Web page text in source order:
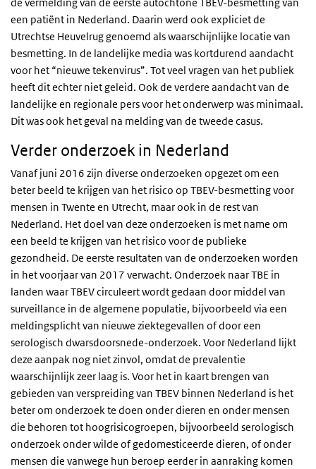
een patiënt in Nederland. Daarin werd ook expliciet de
Utrechtse Heuvelrug genoemd als waarschijnlijke locatie van
besmetting. In de landelijke media was kortdurend aandacht
voor het “nieuwe tekenvirus”. Tot veel vragen van het publiek
heeft dit echter niet geleid. Ook de verdere aandacht van de
landelijke en regionale pers voor het onderwerp was minimaal.
Dit was ook het geval na melding van de tweede casus.
Verder onderzoek in Nederland
Vanaf juni 2016 zijn diverse onderzoeken opgezet om een
beter beeld te krijgen van het risico op TBEV-besmetting voor
mensen in Twente en Utrecht, maar ook in de rest van
Nederland. Het doel van deze onderzoeken is met name om
een beeld te krijgen van het risico voor de publieke
gezondheid. De eerste resultaten van de onderzoeken worden
in het voorjaar van 2017 verwacht. Onderzoek naar TBE in
landen waar TBEV circuleert wordt gedaan door middel van
surveillance in de algemene populatie, bijvoorbeeld via een
meldingsplicht van nieuwe ziektegevallen of door een
serologisch dwarsdoorsnede-onderzoek. Voor Nederland lijkt
deze aanpak nog niet zinvol, omdat de prevalentie
waarschijnlijk zeer laag is. Voor het in kaart brengen van
gebieden van verspreiding van TBEV binnen Nederland is het
beter om onderzoek te doen onder dieren en onder mensen
die behoren tot hoogrisicogroepen, bijvoorbeeld serologisch
onderzoek onder wilde of gedomesticeerde dieren, of onder
mensen die vanwege hun beroep eerder in aanraking komen